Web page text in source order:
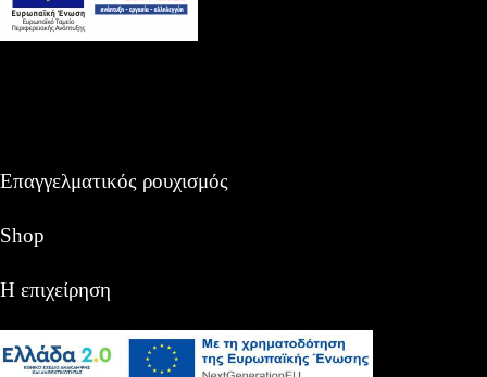
Επαγγελματικός ρουχισμός
Shop
Η επιχείρηση